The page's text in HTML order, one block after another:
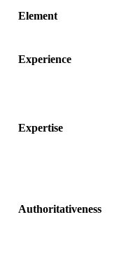
Element
Experience
Expertise
Authoritativeness